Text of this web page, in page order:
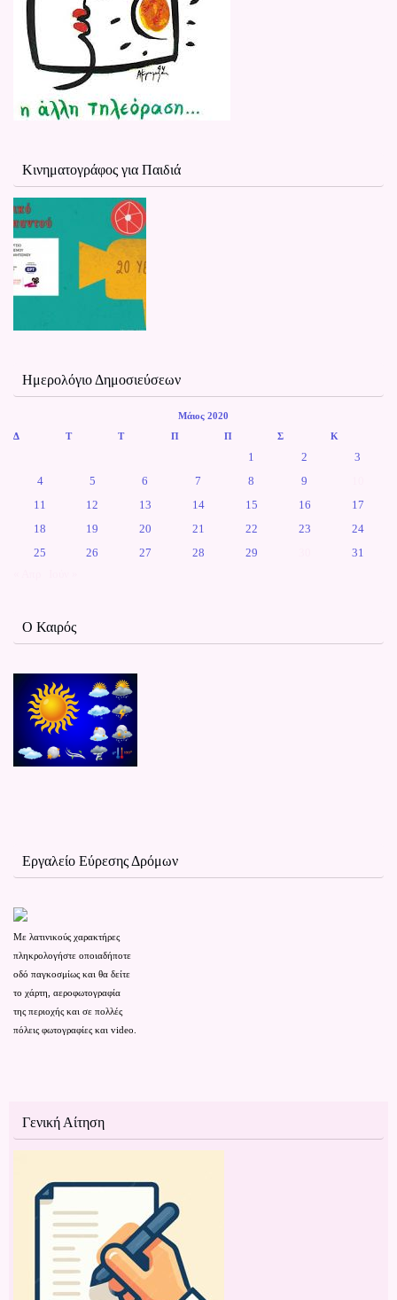
Κινηματογράφος για Παιδιά
Ημερολόγιο Δημοσιεύσεων
Μάιος 2020
Δ
Τ Τ Π Π Σ Κ
1 2
3
4
5 6 7 8 9
11
12 13 14 15 16
17
18
19 20 21 22 23
24
25
26 27 28 29
31
Ο Καιρός
Εργαλείο Εύρεσης Δρόμων
Με λατινικούς χαρακτήρες
πληκρολογήστε οποιαδήποτε
οδό παγκοσμίως και θα δείτε
το χάρτη, αεροφωτογραφία
της περιοχής και σε πολλές
πόλεις φωτογραφίες και video.
Γενική Αίτηση